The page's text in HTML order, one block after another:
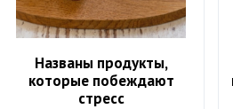
Названы продукты,
которые побеждают
стресс